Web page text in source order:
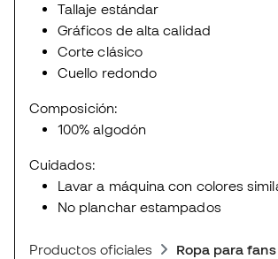
Tallaje estándar
Gráficos de alta calidad
Corte clásico
Cuello redondo
Composición:
100% algodón
Cuidados:
Lavar a máquina con colores
No planchar estampados
Productos oficiales Ropa para fans